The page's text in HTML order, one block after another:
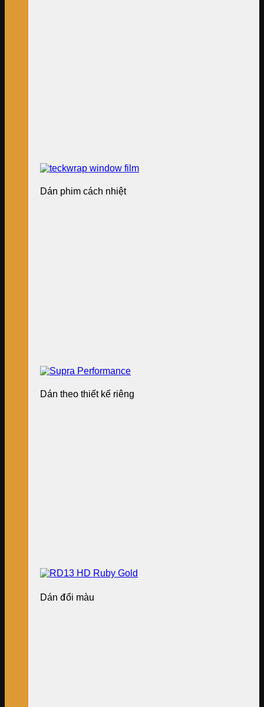
Dán phim cách nhiệt
Dán theo thiết kế riêng
Dán đổi màu